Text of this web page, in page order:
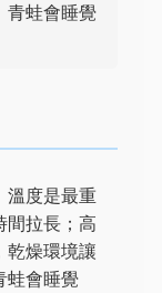
青蛙會睡覺
溫度是最重
間拉長；高
乾燥環境讓
蛙會睡覺